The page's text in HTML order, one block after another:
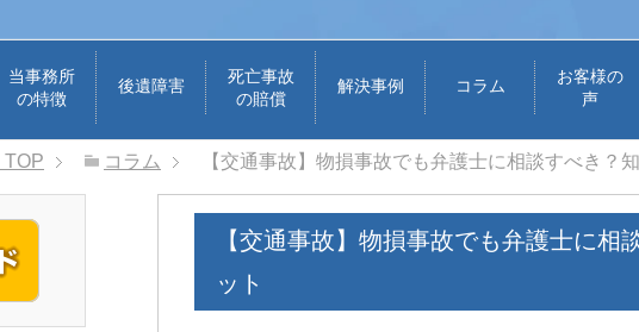
当事務所
の特徴
後遺障害
死亡事故
の賠償
解決事例 コラム
お客様の
声
TOP コラム 【交通事故】物損事故でも弁護士に相談すべき？
【交通事故】物損事故でも弁護士に
ット